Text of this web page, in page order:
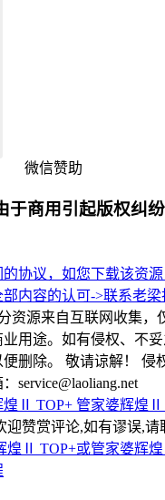
微信赞助
于商用引起版权纠
协议，如您下载该资
部内容的认可->联系老梁
资源来自互联网收集，
用途。如有侵权、不
删除。 敬请谅解！ 侵
service@laoliang.net
煌Ⅱ TOP+ 管家婆辉煌Ⅱ
迎赞赏评论,如有谬误,请
煌Ⅱ TOP+或管家婆辉